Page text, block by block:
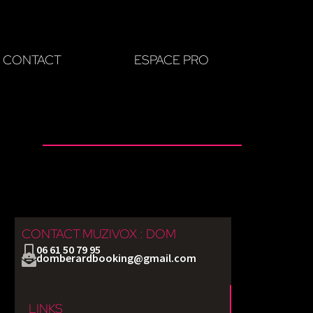
CONTACT ESPACE PRO
CONTACT MUZIVOX : DOM
06 61 50 79 95
domberardbooking@gmail.com
LINKS